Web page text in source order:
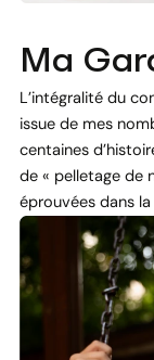
Ma
L’intégralité du
issue de mes
centaines
de « pelletage de
éprouvées dans